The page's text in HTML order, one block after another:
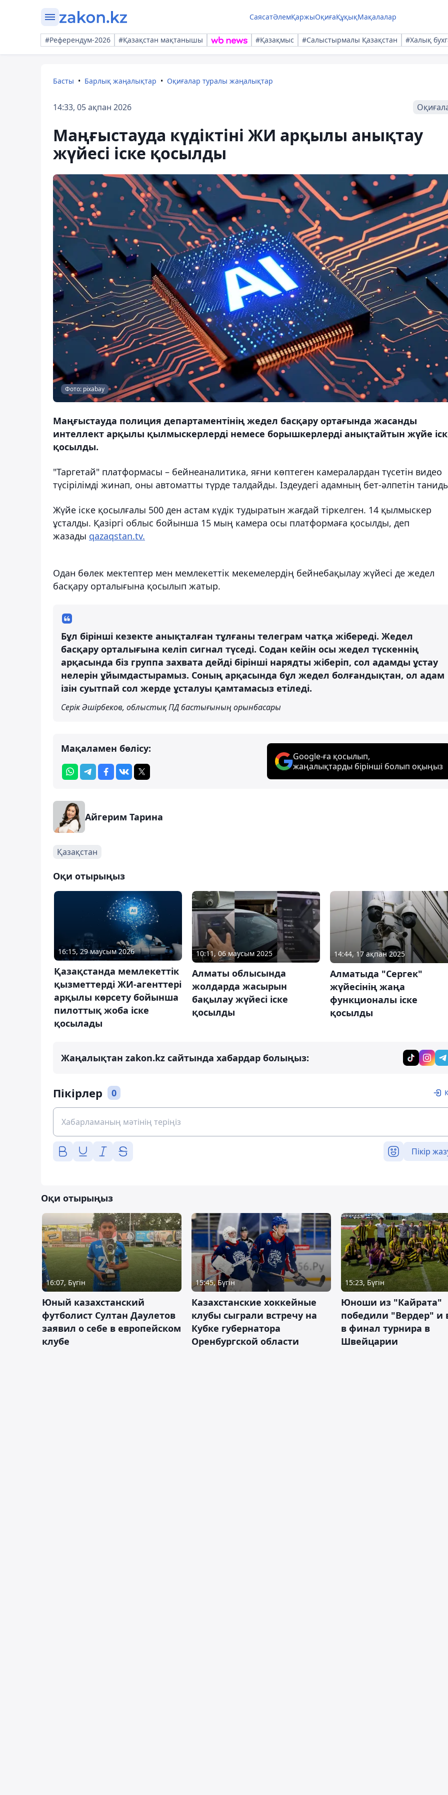
СаясатӘлемҚаржыОқиғаҚұқықМақалалар
#Референдум-2026 #Қазақстан мақтанышы #Қазақмыс #Салыстырмалы Қазақстан #Халық
Басты Барлық жаңалықтар Оқиғалар туралы жаңалықтар
14:33, 05 ақпан 2026
Маңғыстауда күдіктіні ЖИ арқылы анықтау
жүйесі іске қосылды
Фото: pixabay
Маңғыстауда полиция департаментінің жедел басқару ортағында жасанды
интеллект арқылы қылмыскерлерді немесе борышкерлерді анықтайтын жүйе
қосылды.
"Таргетай" платформасы – бейнеаналитика, яғни көптеген камералардан түсетін видео
түсірілімді жинап, оны автоматты түрде талдайды. Іздеудегі адамның бет-әлпетін
Жүйе іске қосылғалы 500 ден астам күдік тудыратын жағдай тіркелген. 14 қылмыскер
ұсталды. Қазіргі облыс бойынша 15 мың камера осы платформаға қосылды, деп
жазады qazaqstan.tv.
Одан бөлек мектептер мен мемлекеттік мекемелердің бейнебақылау жүйесі де жедел
басқару орталығына қосылып жатыр.
Бұл бірінші кезекте анықталған тұлғаны телеграм чатқа жібереді. Жедел
басқару орталығына келіп сигнал түседі. Содан кейін осы жедел түскеннің
арқасында біз группа захвата дейді бірінші нарядты жіберіп, сол адамды ұстау
нелерін ұйымдастырамыз. Соның арқасында бұл жедел болғандықтан, ол адам
ізін суытпай сол жерде ұсталуы қамтамасыз етіледі.
Серік Әшірбеков, облыстық ПД бастығының орынбасары
Мақаламен бөлісу:
Google-ға қосылып,
жаңалықтарды бірінші болып оқыңыз
Айгерим Тарина
Қазақстан
Оқи отырыңыз
16:15, 29 маусым 2026
Қазақстанда мемлекеттік
қызметтерді ЖИ-агенттері
арқылы көрсету бойынша
пилоттық жоба іске
қосылады
10:11, 06 маусым 2025
Алматы облысында
жолдарда жасырын
бақылау жүйесі іске
қосылды
14:44, 17 ақпан 2025
Алматыда "Сергек"
жүйесінің жаңа
функционалы іске
қосылды
Жаңалықтан zakon.kz сайтында хабардар болыңыз:
Пікірлер 0
Пікір
Оқи отырыңыз
16:07, Бүгін
Юный казахстанский
футболист Султан Даулетов
заявил о себе в европейском
клубе
15:45, Бүгін
Казахстанские хоккейные
клубы сыграли встречу на
Кубке губернатора
Оренбургской области
15:23, Бүгін
Юноши из "Кайрата"
победили "Вердер"
в финал турнира в
Швейцарии